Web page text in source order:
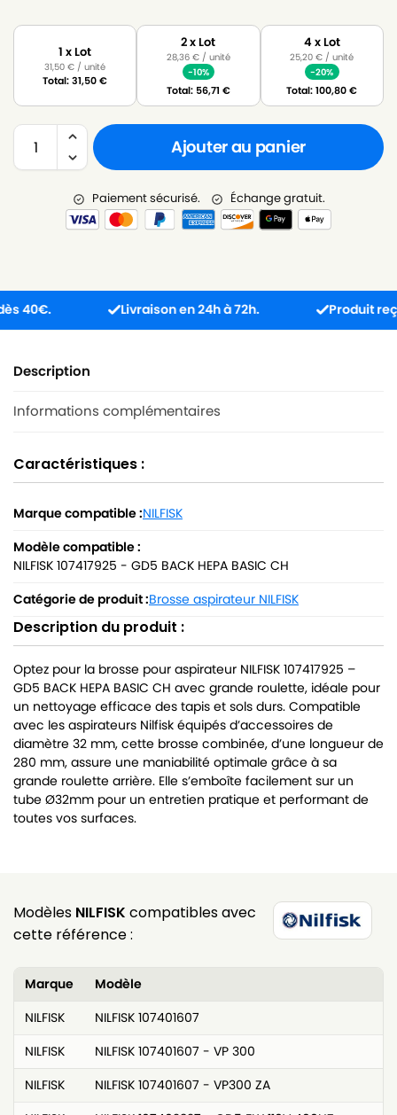
1 x Lot
31,50€ / unité
Total:31,50€
2 x Lot
28,36 €/ unité
-10%
Total: 56,71 €
4 x Lot
25,20€ / unité
-20%
Total:100,80€
Ajouter au panier
Paiement sécurisé. Échange gratuit.
Livraison en 24h à 72h. Produit reçu
Description
Informations complémentaires
Caractéristiques :
Marque compatible :NILFISK
Modèle compatible :
NILFISK 107417925 - GD5 BACK HEPA BASIC CH
Catégorie de produit :Brosse aspirateur NILFISK
Description du produit :
Optez pour la brosse pour aspirateur NILFISK 107417925 –
GD5 BACK HEPA BASIC CH avec grande roulette, idéale pour
un nettoyage efficace des tapis et sols durs. Compatible
avec les aspirateurs Nilfisk équipés d’accessoires de
diamètre 32 mm, cette brosse combinée, d’une longueur de
280 mm, assure une maniabilité optimale grâce à sa
grande roulette arrière. Elle s’emboîte facilement sur un
tube Ø32mm pour un entretien pratique et performant de
toutes vos surfaces.
Modèles NILFISK compatibles avec
cette référence :
Marque
Modèle
NILFISK
NILFISK 107401607
NILFISK
NILFISK 107401607 - VP 300
NILFISK
NILFISK 107401607 - VP300 ZA